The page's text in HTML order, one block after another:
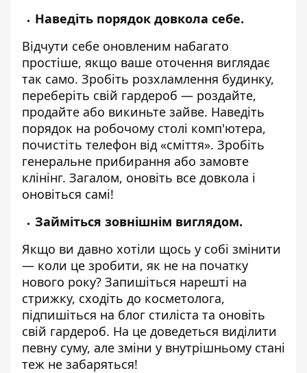
Наведіть порядок довкола себе.
Відчути себе оновленим набагато
простіше, якщо ваше оточення виглядає
так само. Зробіть розхламлення будинку,
переберіть свій гардероб — роздайте,
продайте або викиньте зайве. Наведіть
порядок на робочому столі комп'ютера,
почистіть телефон від «сміття». Зробіть
генеральне прибирання або замовте
клінінг. Загалом, оновіть все довкола і
оновіться самі!
Займіться зовнішнім виглядом.
Якщо ви давно хотіли щось у собі змінити
— коли це зробити, як не на початку
нового року? Запишіться нарешті на
стрижку, сходіть до косметолога,
підпишіться на блог стиліста та оновіть
свій гардероб. На це доведеться виділити
певну суму, але зміни у внутрішньому стані
теж не забаряться!